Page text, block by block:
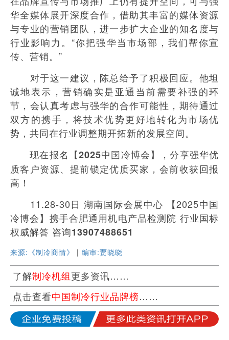
华全媒体展开深度合作，借助其丰富的媒体资源
与专业的营销团队，进一步扩大企业的知名度与
行业影响力。“你把强华当市场部，我们帮你宣
传、营销。”
对于这一建议，陈总给予了积极回应。他坦
诚地表示，营销确实是亚通当前需要补强的环
节，会认真考虑与强华的合作可能性，期待通过
双方的携手，将技术优势更好地转化为市场优
势，共同在行业调整期开拓新的发展空间。
现在报名 【2025中国冷博会】
，分享强华优
质客户资源、提前锁定优质买家，会前收获回报
高！
11.28-30日 湖南国际会展中心 【2025中国
冷博会】携手合肥通用机电产品检测院 行业国标
权威解答 咨询13907488651
来源:《制冷商情》 | 编审:贾晓晓
了解制冷机组更多资讯……
点击查看中国制冷行业品牌榜……